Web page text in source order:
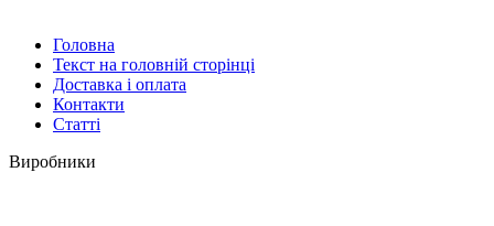
Головна
Текст на головній сторінці
Доставка і оплата
Контакти
Статті
Виробники